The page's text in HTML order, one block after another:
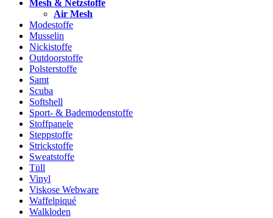
Mesh & Netzstoffe
Air Mesh
Modestoffe
Musselin
Nickistoffe
Outdoorstoffe
Polsterstoffe
Samt
Scuba
Softshell
Sport- & Bademodenstoffe
Stoffpanele
Steppstoffe
Strickstoffe
Sweatstoffe
Tüll
Vinyl
Viskose Webware
Waffelpiqué
Walkloden